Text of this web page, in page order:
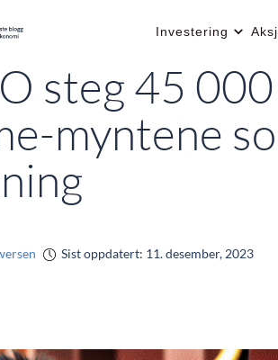
Investering
steg 45 000
myntene
Sist oppdatert: 11. desember, 2023